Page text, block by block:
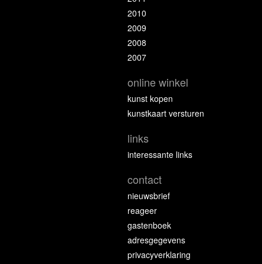
2010
2009
2008
2007
online winkel
kunst kopen
kunstkaart versturen
links
interessante links
contact
nieuwsbrief
reageer
gastenboek
adresgegevens
privacyverklaring